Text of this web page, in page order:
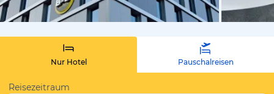
vom
Nur Hotel Pauschalreisen
Reisezeitraum